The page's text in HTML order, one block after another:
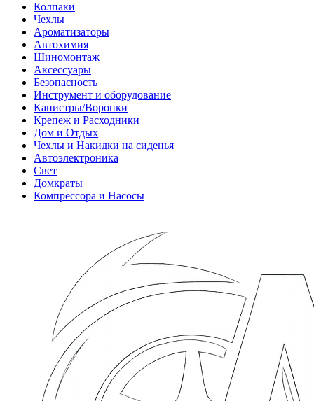
Колпаки
Чехлы
Ароматизаторы
Автохимия
Шиномонтаж
Аксессуары
Безопасность
Инструмент и оборудование
Канистры/Воронки
Крепеж и Расходники
Дом и Отдых
Чехлы и Накидки на сиденья
Автоэлектроника
Свет
Домкраты
Компрессора и Насосы